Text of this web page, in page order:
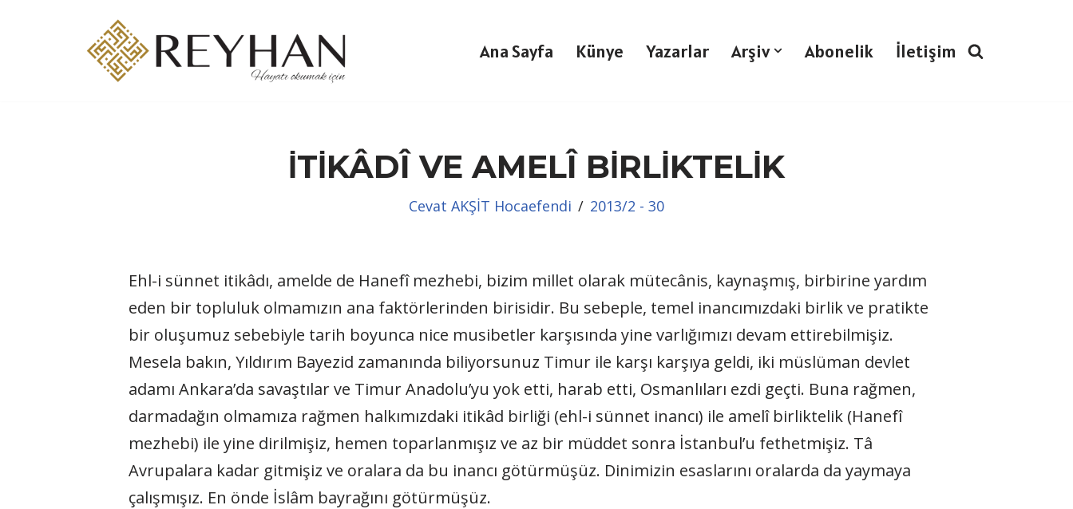
Ana Sayfa Künye Yazarlar Arşiv Abonelik İletişim
İTİKÂDÎ VE AMELÎ BİRLİKTELİK
Cevat AKŞİT Hocaefendi 2013/2 - 30
Ehl-i sünnet itikâdı, amelde de Hanefî mezhebi, bizim millet olarak mütecânis, kaynaşmış, birbirine yardım
eden bir topluluk olmamızın ana faktörlerinden birisidir. Bu sebeple, temel inancımızdaki birlik ve pratikte
bir oluşumuz sebebiyle tarih boyunca nice musibetler karşısında yine varlığımızı devam ettirebilmişiz.
Mesela bakın, Yıldırım Bayezid zamanında biliyorsunuz Timur ile karşı karşıya geldi, iki müslüman devlet
adamı Ankara’da savaştılar ve Timur Anadolu’yu yok etti, harab etti, Osmanlıları ezdi geçti. Buna rağmen,
darmadağın olmamıza rağmen halkımızdaki itikâd birliği (ehl-i sünnet inancı) ile amelî birliktelik (Hanefî
mezhebi) ile yine dirilmişiz, hemen toparlanmışız ve az bir müddet sonra İstanbul’u fethetmişiz. Tâ
Avrupalara kadar gitmişiz ve oralara da bu inancı götürmüşüz. Dinimizin esaslarını oralarda da yaymaya
çalışmışız. En önde İslâm bayrağını götürmüşüz.